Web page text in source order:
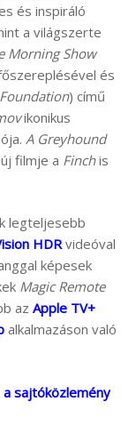
és inspiráló
a világszerte
Morning Show
és
Foundation) című
ikonikus
A Greyhound
filmje a Finchis
legteljesebb
HDRvideóval
képesek
Magic Remote
az Apple TV+
alkalmazáson való
a sajtóközlemény